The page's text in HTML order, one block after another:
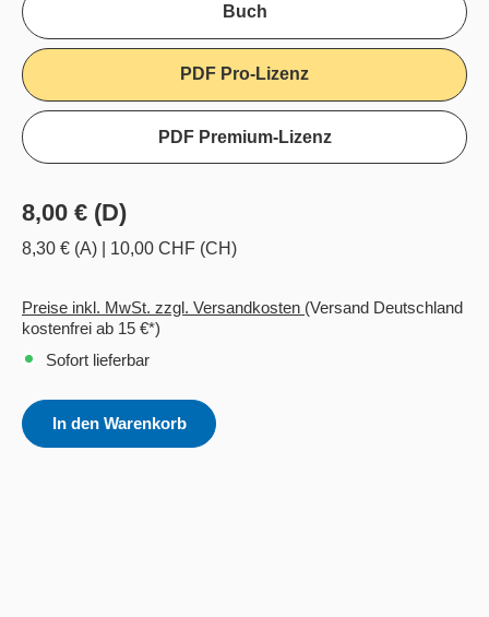
Buch
PDF Pro-Lizenz
PDF Premium-Lizenz
8,00 € (D)
8,30 € (A) 10,00 CHF (CH)
Preise inkl. MwSt. zzgl. Versandkosten (Versand Deutschland
kostenfrei ab 15 €*)
Sofort lieferbar
In den Warenkorb